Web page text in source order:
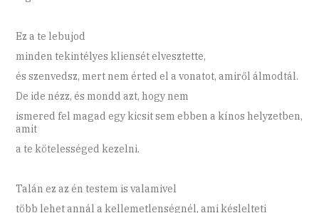
Ez a te lebujod
minden tekintélyes kliensét elvesztette,
és szenvedsz, mert nem érted el a vonatot, amiről álmodtál.
De ide nézz, és mondd azt, hogy nem
ismered fel magad egy kicsit sem ebben a kínos helyzetben,
amit
a te kötelességed kezelni.
Talán ez az én testem is valamivel
több lehet annál a kellemetlenségnél, ami késlelteti